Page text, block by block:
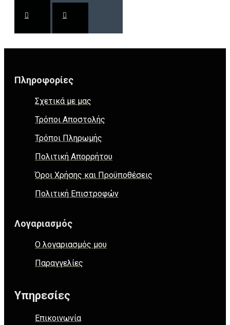
Πληροφορίες
Σχετικά με μας
Τρόποι Αποστολής
Τρόποι Πληρωμής
Πολιτική Απορρήτου
Όροι Χρήσης και Προϋποθέσεις
Πολιτική Επιστροφών
Λογαριασμός
Ο λογαριασμός μου
Παραγγελίες
Υπηρεσίες
Επικοινωνία